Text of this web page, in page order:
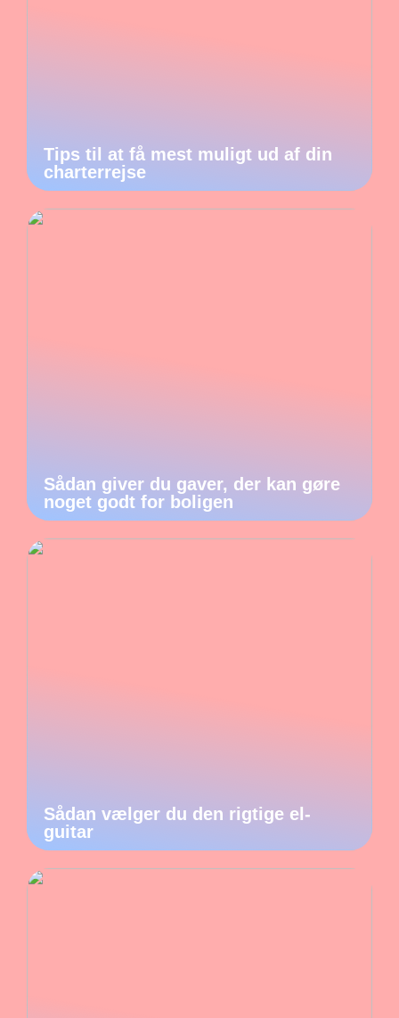
Tips til at få mest muligt ud af din
charterrejse
Sådan giver du gaver, der kan gøre
noget godt for boligen
Sådan vælger du den rigtige el-
guitar